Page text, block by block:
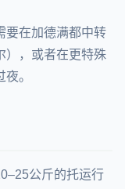
要在加德满都中转
），或者在更特殊
。
公斤的托运行